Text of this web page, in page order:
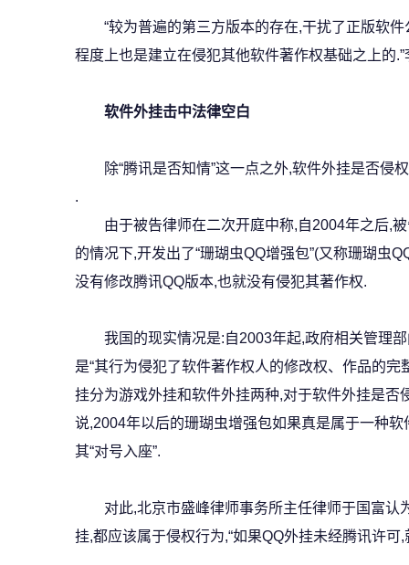
“较为普遍的第三方版本的存在,干扰了正版软件
程度上也是建立在侵犯其他软件著作权基础之上的
软件外挂击中法律空白
除“腾讯是否知情”这一点之外,软件外挂是否侵
.
由于被告律师在二次开庭中称,自2004年之后,被
的情况下,开发出了“珊瑚虫QQ增强包”(又称珊瑚虫
没有修改腾讯QQ版本,也就没有侵犯其著作权.
我国的现实情况是:自2003年起,政府相关管理部
是“其行为侵犯了软件著作权人的修改权、作品的
挂分为游戏外挂和软件外挂两种,对于软件外挂是否
说,2004年以后的珊瑚虫增强包如果真是属于一种
其“对号入座”.
对此,北京市盛峰律师事务所主任律师于国富认
挂,都应该属于侵权行为,“如果QQ外挂未经腾讯许可,